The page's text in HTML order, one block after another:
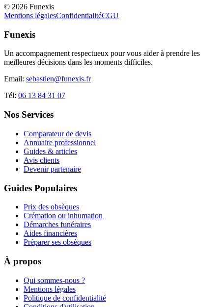
© 2026 Funexis
Mentions légalesConfidentialitéCGU
Funexis
Un accompagnement respectueux pour vous aider à prendre les
meilleures décisions dans les moments difficiles.
Email: sebastien@funexis.fr
Tél: 06 13 84 31 07
Nos Services
Comparateur de devis
Annuaire professionnel
Guides & articles
Avis clients
Devenir partenaire
Guides Populaires
Prix des obsèques
Crémation ou inhumation
Démarches funéraires
Aides financières
Préparer ses obsèques
À propos
Qui sommes-nous ?
Mentions légales
Politique de confidentialité